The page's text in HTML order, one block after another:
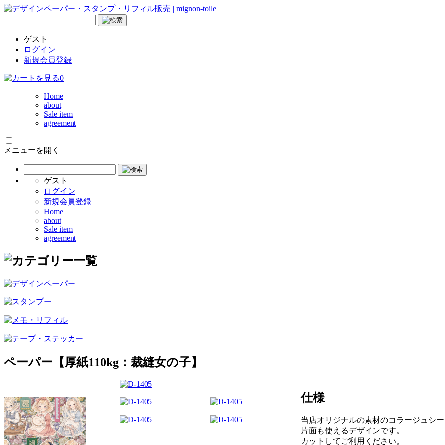
ゲスト
ログイン
新規会員登録
0
Home
about
Sale item
agreement
メニューを開く
ゲスト
ログイン
新規会員登録
Home
about
Sale item
agreement
ペーパー【厚紙110kg：裁縫女の子】
仕様
当店オリジナルの素材のコラージュシ
片面も使えるデザインです。
カットしてご利用ください。